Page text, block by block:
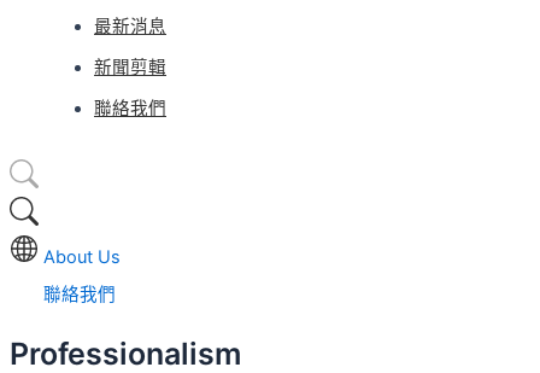
最新消息
新聞剪輯
聯絡我們
About Us
聯絡我們
Professionalism